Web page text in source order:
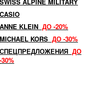
SWISS ALPINE MILITARY
CASIO
ANNE KLEIN ДО -20%
MICHAEL KORS ДО -30%
СПЕЦПРЕДЛОЖЕНИЯ ДО
-30%